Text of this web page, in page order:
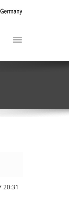
20:31북5
북5